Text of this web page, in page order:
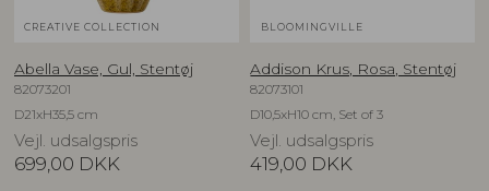
CREATIVE COLLECTION
Abella Vase, Gul, Stentøj
82073201
D21xH35,5 cm
Vejl. udsalgspris
699,00 DKK
BLOOMINGVILLE
Addison Krus, Rosa, Stentøj
82073101
D10,5xH10 cm, Set of 3
Vejl. udsalgspris
419,00 DKK